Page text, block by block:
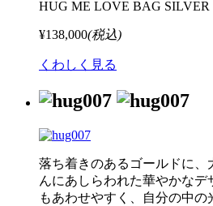
HUG ME LOVE BAG SILVER
¥138,000(税込)
くわしく見る
落ち着きのあるゴールドに、
んにあしらわれた華やかなデ
もあわせやすく、自分の中